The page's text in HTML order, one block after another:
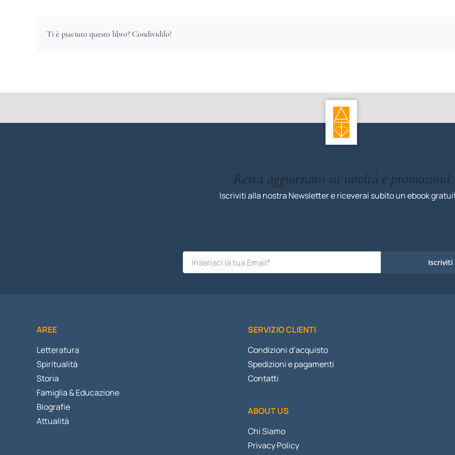
Ti è piaciuto questo libro? Condividilo!
Resta aggiornato su novità e promozioni
Iscriviti alla nostra Newsletter e riceverai subito un ebook
Iscriviti
AREE
Letteratura
Spiritualità
Storia
Famiglia & Educazione
Biografie
Attualità
SERVIZIO CLIENTI
Condizioni d’acquisto
Spedizioni e pagamenti
Contatti
ABOUT US
Chi Siamo
Privacy Policy